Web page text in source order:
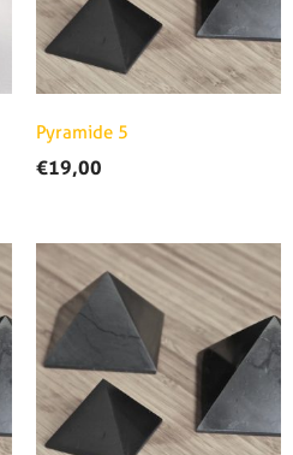
Pyramide 5
€19,00